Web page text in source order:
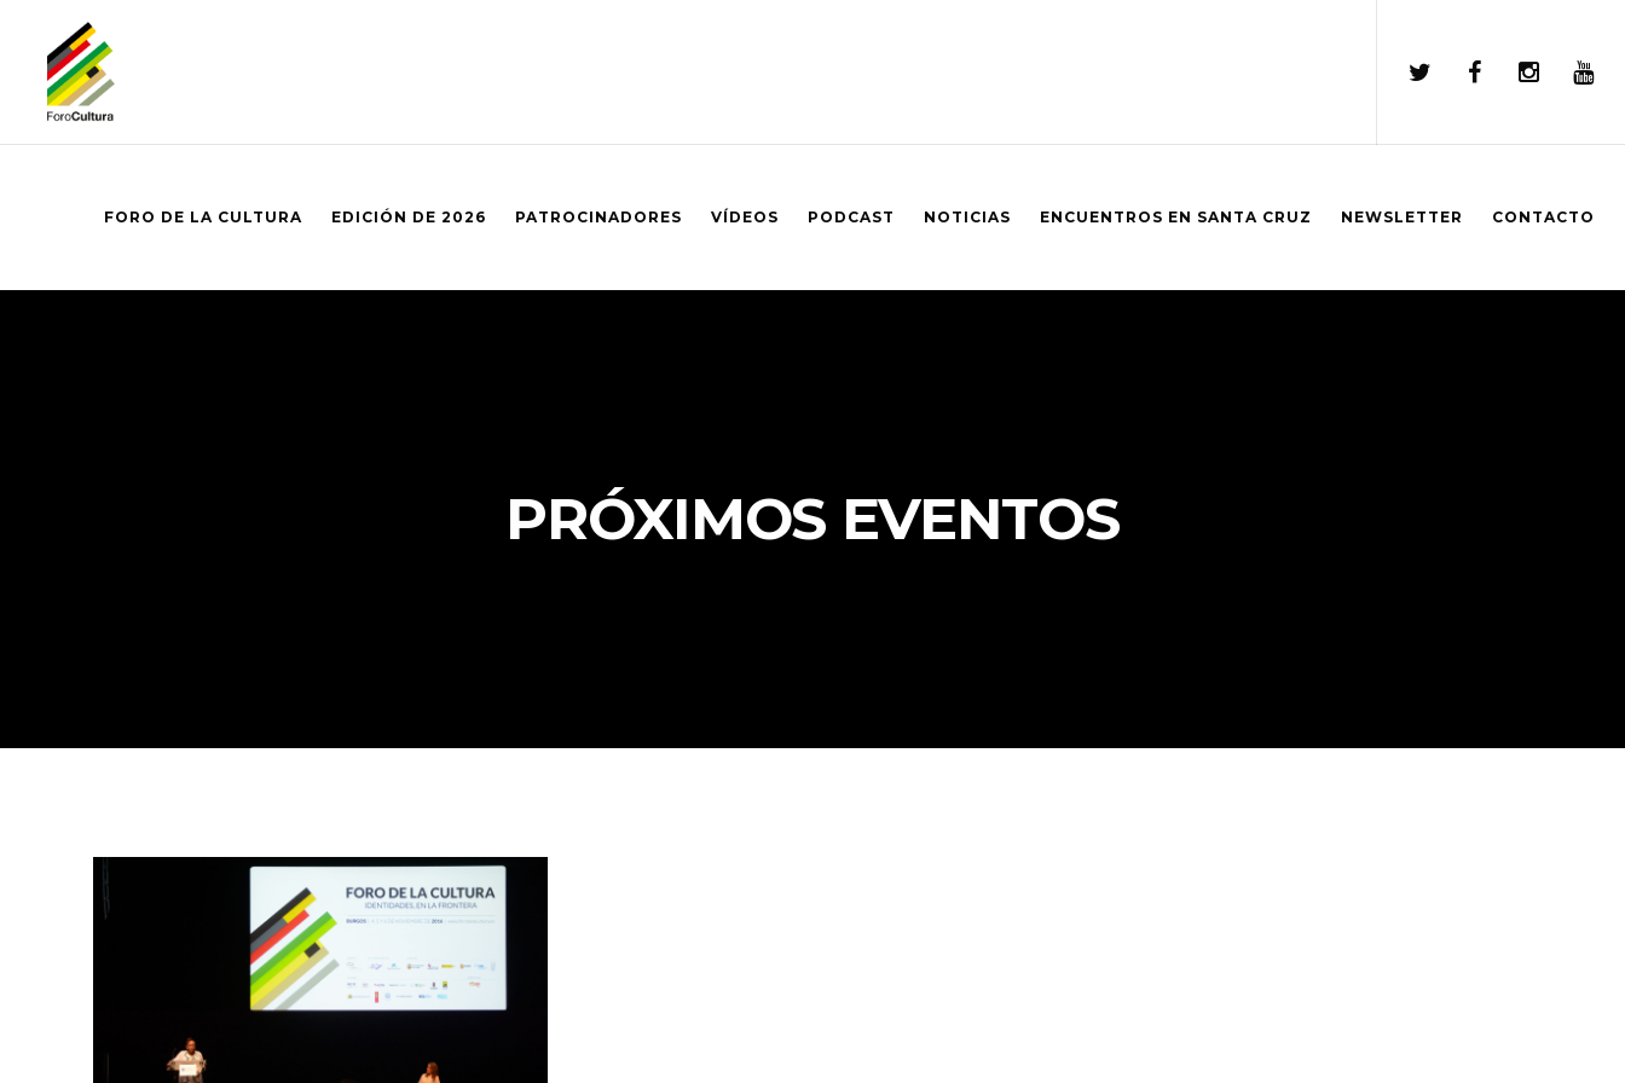
FORO DE LA CULTURA EDICIÓN DE 2026 PATROCINADORES VÍDEOS PODCAST NOTICIAS ENCUENTROS EN SANTA CRUZ NEWSLETTER CONTACTO
PRÓXIMOS EVENTOS